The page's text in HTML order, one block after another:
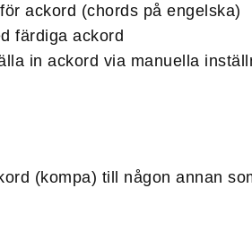
ackord (chords på engelska)
färdiga ackord
in ackord via manuella
(kompa) till någon annan